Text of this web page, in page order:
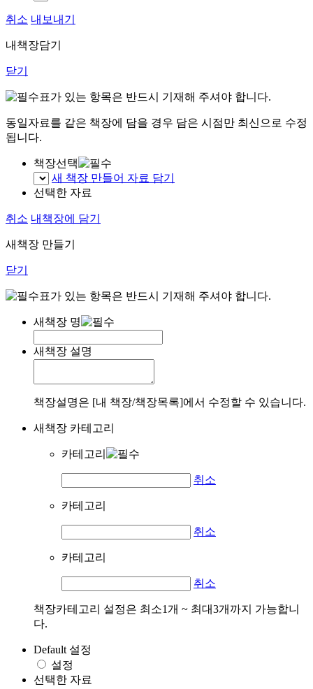
취소 내보내기
내책장담기
닫기
표가 있는 항목은 반드시 기재해 주셔야 합니다.
동일자료를 같은 책장에 담을 경우 담은 시점만 최신으로 수정
됩니다.
책장선택
새 책장 만들어 자료 담기
선택한 자료
취소 내책장에 담기
새책장 만들기
닫기
표가 있는 항목은 반드시 기재해 주셔야 합니다.
새책장 명
새책장 설명
책장설명은 [내 책장/책장목록]에서 수정할 수 있습니다.
새책장 카테고리
카테고리
취소
카테고리
취소
카테고리
취소
책장카테고리 설정은 최소1개 ~ 최대3개까지 가능합니
다.
Default 설정
설정
선택한 자료